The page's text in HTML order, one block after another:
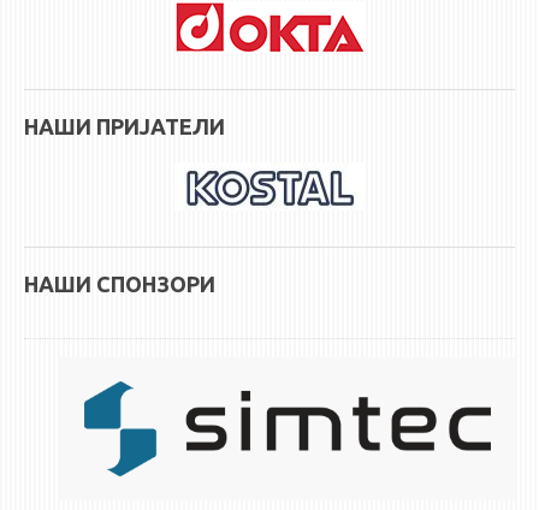
НАСТАВЕН КАДАР
IN MEMORIAM
СТУДИИ
I ЦИКЛУС - ДОДИПЛОМСКИ
НАШИ ПРИЈАТЕЛИ
НАШИ СПОНЗОРИ